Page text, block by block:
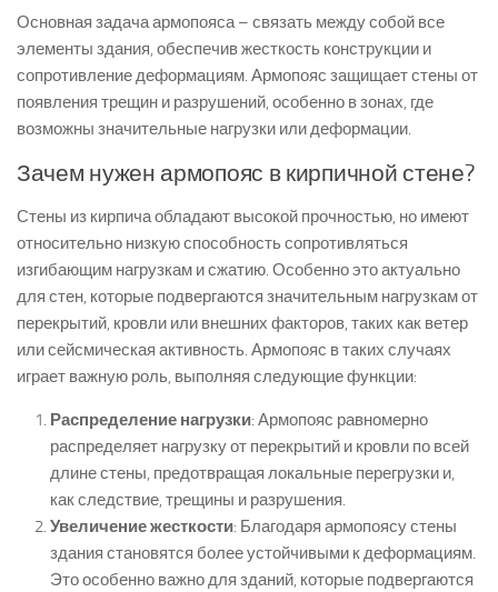
Основная задача армопояса – связать между собой все
элементы здания, обеспечив жесткость конструкции и
сопротивление деформациям. Армопояс защищает стены от
появления трещин и разрушений, особенно в зонах, где
возможны значительные нагрузки или деформации.
Зачем нужен армопояс в кирпичной стене?
Стены из кирпича обладают высокой прочностью, но имеют
относительно низкую способность сопротивляться
изгибающим нагрузкам и сжатию. Особенно это актуально
для стен, которые подвергаются значительным нагрузкам от
перекрытий, кровли или внешних факторов, таких как ветер
или сейсмическая активность. Армопояс в таких случаях
играет важную роль, выполняя следующие функции:
Распределение нагрузки: Армопояс равномерно
распределяет нагрузку от перекрытий и кровли по всей
длине стены, предотвращая локальные перегрузки и,
как следствие, трещины и разрушения.
Увеличение жесткости: Благодаря армопоясу стены
здания становятся более устойчивыми к деформациям.
Это особенно важно для зданий, которые подвергаются